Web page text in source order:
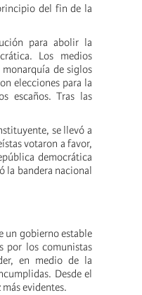
del fin de la
para abolir la
Los medios
de siglos
elecciones para la
escaños. Tras las
se llevó a
votaron a favor,
democrática
la bandera nacional
un gobierno estable
por los comunistas
en medio de la
Desde el
evidentes.